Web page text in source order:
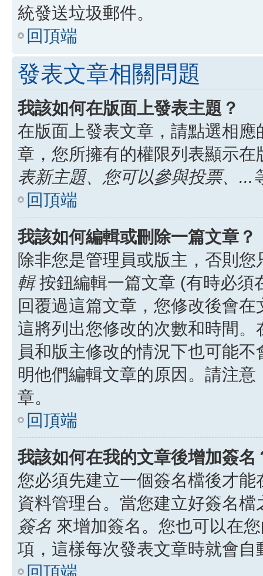
統發送垃圾郵件。
回頂端
發表文章相關問題
我該如何在版面上發表主題？
在版面上發表文章，請點選相
章，您所擁有的權限列表顯示
表新主題、您可以參與投票、...
回頂端
我該如何編輯或刪除一篇文章？
除非您是管理員或版主，否則
輯按鈕編輯一篇文章 (有時必須
回覆過這篇文章，您修改後會
這將列出您修改的次數和時間
員和版主修改的情況下也可能
明他們編輯文章的原因。請注
章。
回頂端
我該如何在我的文章後增加簽名
您必須先建立一個簽名檔後才
資料管理台。當您建立好簽名
簽名 來增加簽名。您也可以在
項，這樣每次發表文章時就會自
回頂端